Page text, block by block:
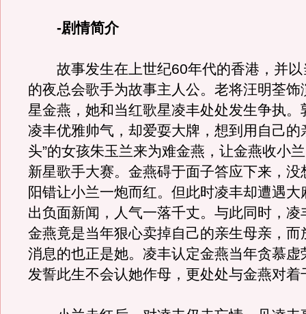
-剧情简介
故事发生在上世纪60年代的香港，并以
的夜总会歌手为故事主人公。老将汪明荃饰
星金燕，她和当红歌星凌丰处处发生争执。
凌丰优雅帅气，却爱耍大牌，想到用自己
头”的女孩朱玉兰来为难金燕，让金燕收小
新星歌手大赛。金燕碍于面子答应下来，没
阳错让小兰一炮而红。但此时凌丰却遭遇大
出负面新闻，人气一落千丈。与此同时，凌
金燕竟是当年狠心卖掉自己的亲生母亲，而
消息的也正是她。凌丰认定金燕当年贪慕虚
发誓此生不会认她作母，更处处与金燕对着